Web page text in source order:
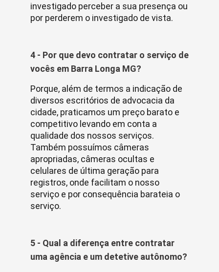
investigado perceber a sua presença ou
por perderem o investigado de vista.
4 - Por que devo contratar o serviço de
vocês em Barra Longa MG?
Porque, além de termos a indicação de
diversos escritórios de advocacia da
cidade, praticamos um preço barato e
competitivo levando em conta a
qualidade dos nossos serviços.
Também possuímos câmeras
apropriadas, câmeras ocultas e
celulares de última geração para
registros, onde facilitam o nosso
serviço e por consequência barateia o
serviço.
5 - Qual a diferença entre contratar
uma agência e um detetive autônomo?